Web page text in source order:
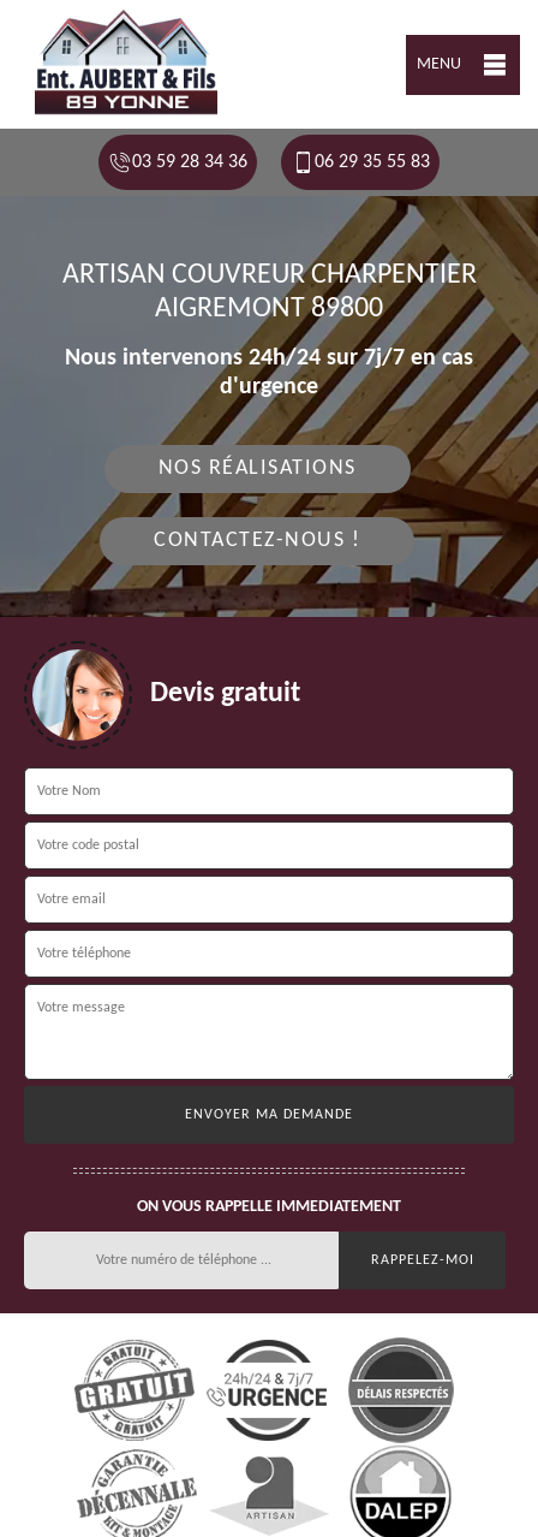
MENU
03 59 28 34 36 06 29 35 55 83
ARTISAN COUVREUR CHARPENTIER
AIGREMONT 89800
Nous intervenons 24h/24 sur 7j/7 en cas
d'urgence
NOS RÉALISATIONS
CONTACTEZ-NOUS !
Devis gratuit
ON VOUS RAPPELLE IMMEDIATEMENT